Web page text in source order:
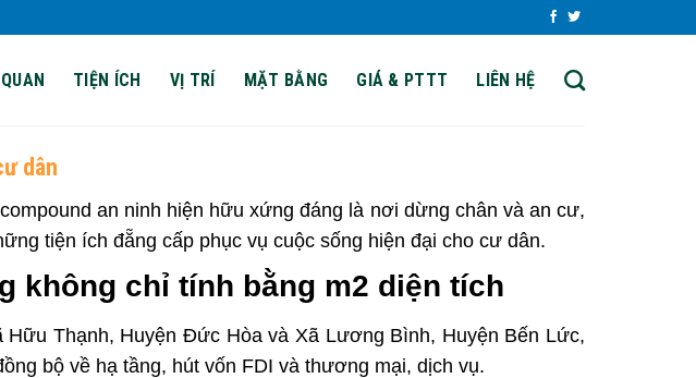
TIỆN ÍCH VỊ TRÍ MẶT BẰNG GIÁ & PTTT LIÊN HỆ
dân
an ninh hiện hữu xứng đáng là nơi dừng chân và an cư,
tiện ích đẵng cấp phục vụ cuộc sống hiện đại cho cư dân.
không chỉ tính bằng m2 diện tích
Thạnh, Huyện Đức Hòa và Xã Lương Bình, Huyện Bến Lức,
bộ về hạ tầng, hút vốn FDI và thương mại, dịch vụ.